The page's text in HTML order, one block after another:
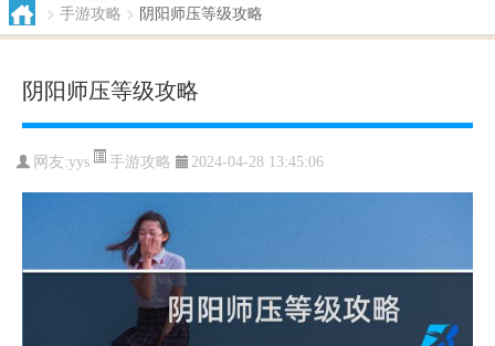
> 手游攻略 > 阴阳师压等级攻略
阴阳师压等级攻略
网友:yys 手游攻略 2024-04-28 13:45:06